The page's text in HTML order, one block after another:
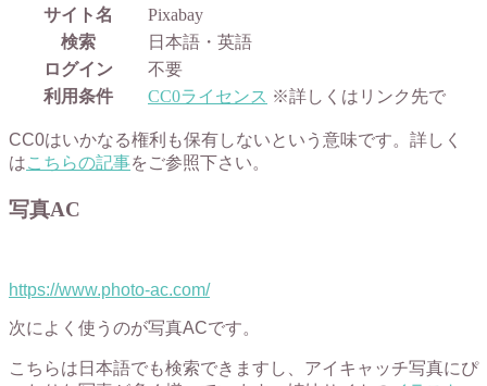
サイト名
Pixabay
検索
日本語・英語
ログイン
不要
利用条件
CC0ライセンス ※詳しくはリンク先で
CC0はいかなる権利も保有しないという意味です。詳しく
はこちらの記事をご参照下さい。
写真AC
https://www.photo-ac.com/
次によく使うのが写真ACです。
こちらは日本語でも検索できますし、アイキャッチ写真にぴ